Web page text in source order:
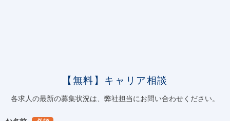
【無料】キャリア相談
各求人の最新の募集状況は、弊社担当にお問い合わせください。